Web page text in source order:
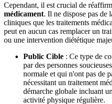
Cependant, il est crucial de
médicament. Il ne dispose pas de
cliniques que les traitements
peut en aucun cas remplacer un
ou une intervention diététique
Public Cible : Ce type de
par des personnes
normale et qui n'ont pas de
nécessitant un traitement
démarche globale incluant
activité physique régulière.